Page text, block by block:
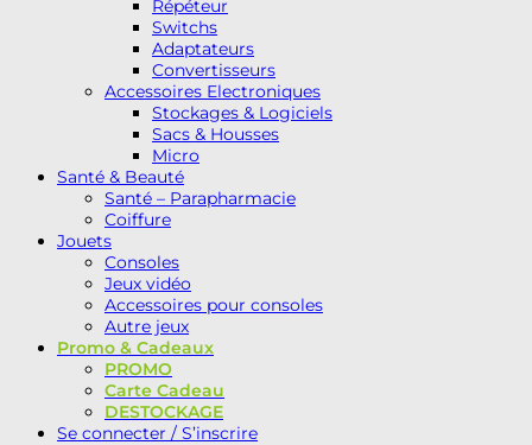
Répéteur
Switchs
Adaptateurs
Convertisseurs
Accessoires Electroniques
Stockages & Logiciels
Sacs & Housses
Micro
Santé & Beauté
Santé – Parapharmacie
Coiffure
Jouets
Consoles
Jeux vidéo
Accessoires pour consoles
Autre jeux
Promo & Cadeaux
PROMO
Carte Cadeau
DESTOCKAGE
Se connecter / S’inscrire